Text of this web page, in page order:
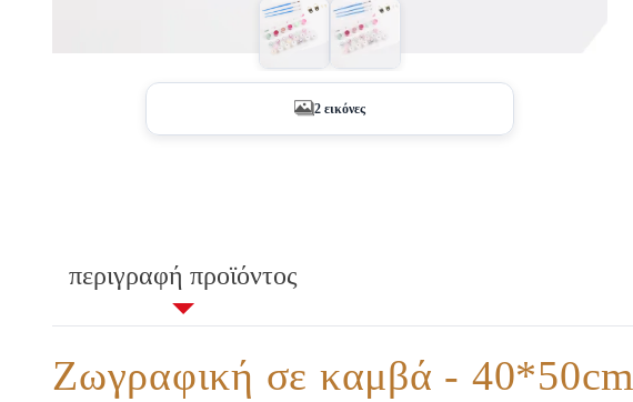
2 εικόνες
περιγραφή προϊόντος
Ζωγραφική σε καμβά - 40*50cm